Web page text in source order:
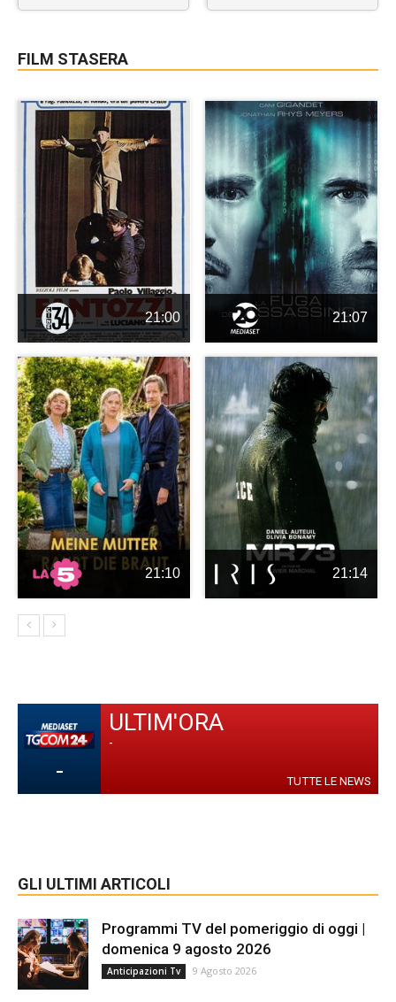
FILM STASERA
21:00 21:07
21:10 21:14
-
ULTIM'ORA
-
TUTTE LE NEWS
GLI ULTIMI ARTICOLI
Programmi TV del pomeriggio di oggi |
domenica 9 agosto 2026
Anticipazioni Tv 9 Agosto 2026